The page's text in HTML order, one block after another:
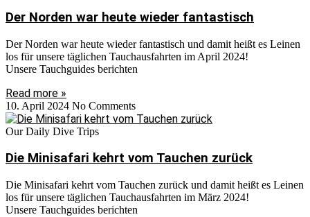
Der Norden war heute wieder fantastisch
Der Norden war heute wieder fantastisch und damit heißt es Leinen
los für unsere täglichen Tauchausfahrten im April 2024!
Unsere Tauchguides berichten
Read more »
10. April 2024 No Comments
Our Daily Dive Trips
Die Minisafari kehrt vom Tauchen zurück
Die Minisafari kehrt vom Tauchen zurück und damit heißt es Leinen
los für unsere täglichen Tauchausfahrten im März 2024!
Unsere Tauchguides berichten